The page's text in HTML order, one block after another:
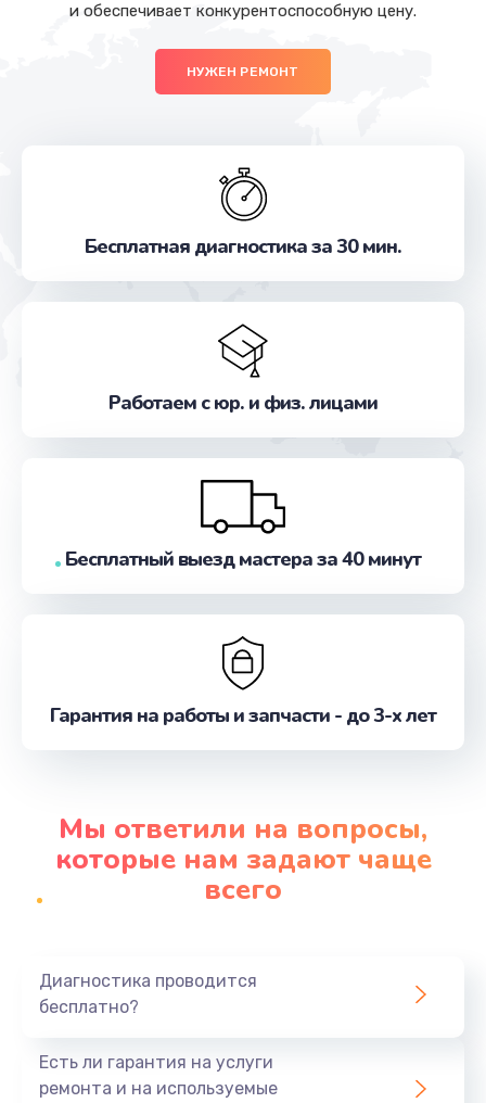
и обеспечивает конкурентоспособную цену.
НУЖЕН РЕМОНТ
Бесплатная диагностика за 30 мин.
Работаем с юр. и физ. лицами
Бесплатный выезд мастера за 40 минут
Гарантия на работы и запчасти - до 3-х лет
Мы ответили на вопросы,
которые нам задают чаще
всего
Диагностика проводится
бесплатно?
Есть ли гарантия на услуги
ремонта и на используемые